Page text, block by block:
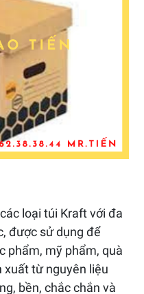
loại túi Kraft với đa
được sử dụng để
phẩm, mỹ phẩm, quà
xuất từ nguyên liệu
bền, chắc chắn và